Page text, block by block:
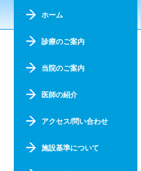
ホーム
診療のご案内
当院のご案内
医師の紹介
アクセス/問い合わせ
施設基準について